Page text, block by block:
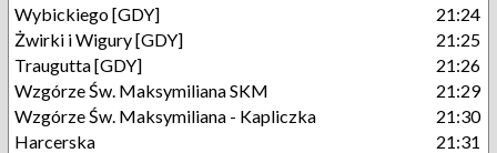
Wybickiego [GDY]
21:24
Żwirki i Wigury [GDY]
21:25
Traugutta [GDY]
21:26
Wzgórze Św. Maksymiliana SKM
21:29
Wzgórze Św. Maksymiliana - Kapliczka
21:30
Harcerska
21:31